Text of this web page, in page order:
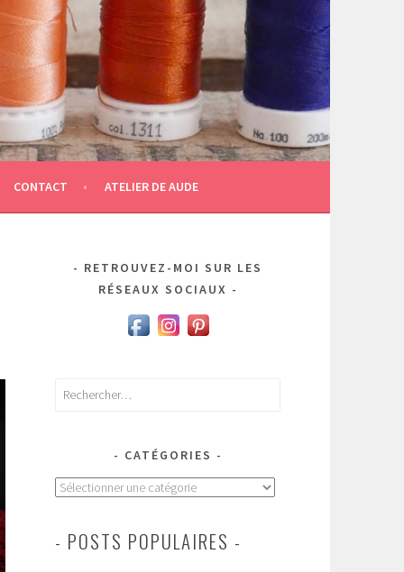
CONTACT ATELIER DE AUDE
RETROUVEZ-MOI SUR LES
RÉSEAUX SOCIAUX
Rechercher :
CATÉGORIES
Catégories
- POSTS POPULAIRES -